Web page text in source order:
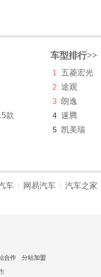
款
车型排行>>
1 五菱宏光
2 途观
3 朗逸
4 速腾
5 凯美瑞
车 网易汽车 汽车之家
合作
分站加盟